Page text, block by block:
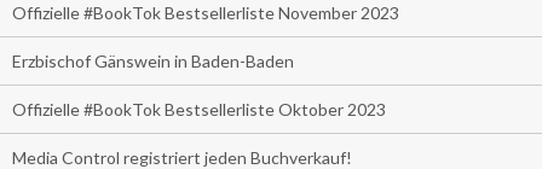
Offizielle #BookTok Bestsellerliste November 2023
Erzbischof Gänswein in Baden-Baden
Offizielle #BookTok Bestsellerliste Oktober 2023
Media Control registriert jeden Buchverkauf!